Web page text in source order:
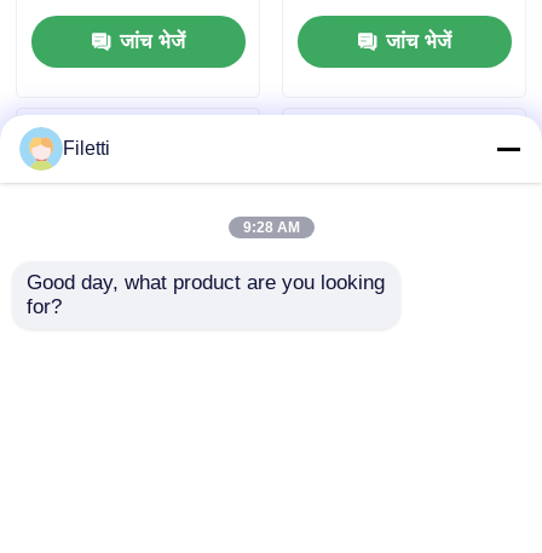
जांच भेजें
A/D और EXTREME
LOW POWER (XLP)
टेक्नोलॉजी के साथ
जांच भेजें
Filetti
9:28 AM
Good day, what product are you looking
for?